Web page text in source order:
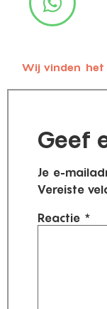
Wij vinden het
Geef
Je e-
Vereiste
Reactie *